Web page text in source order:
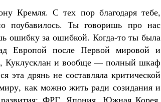
Кремля. С тех пор благодаря тебе,
поубавилось. Ты говоришь про нас
ошибку за ошибкой. Когда-то ты была
Европой после Первой мировой и
Куклусклан и вообще — полный шкаф
дрянь не составляла критической
как можно жить ради созидания и
развития: ФРГ, Япония, Южная Корея,